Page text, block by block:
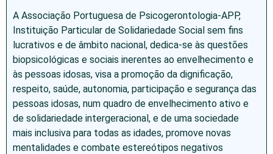
A Associação Portuguesa de Psicogerontologia-APP,
Instituição Particular de Solidariedade Social sem fins
lucrativos e de âmbito nacional, dedica-se às questões
biopsicológicas e sociais inerentes ao envelhecimento e
às pessoas idosas, visa a promoção da dignificação,
respeito, saúde, autonomia, participação e segurança das
pessoas idosas, num quadro de envelhecimento ativo e
de solidariedade intergeracional, e de uma sociedade
mais inclusiva para todas as idades, promove novas
mentalidades e combate estereótipos negativos